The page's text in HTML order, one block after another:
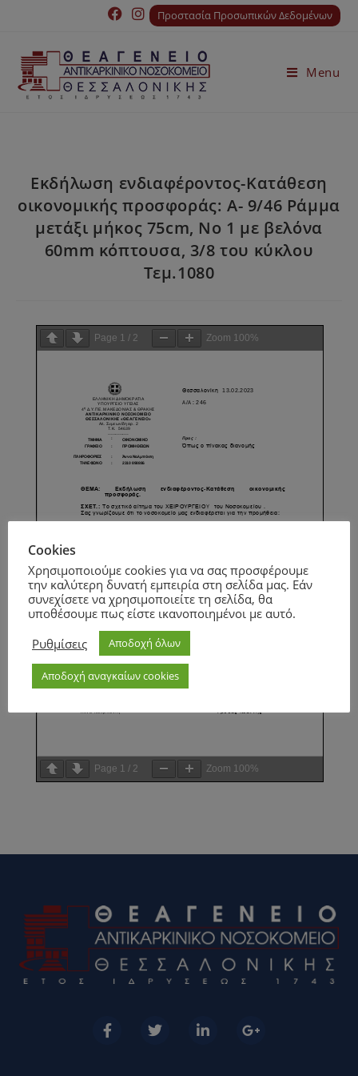
Προστασία Προσωπικών Δεδομένων
Menu
Εκδήλωση ενδιαφέροντος-Κατάθεση
οικονομικής προσφοράς: Α- 9/46 Ράμμα
μετάξι μήκος 75cm, No 1 με βελόνα
60mm κόπτουσα, 3/8 του κύκλου
Τεμ.1080
Page 1 / 2 Zoom 100%
Page 1 / 2 Zoom 100%
Cookies
Χρησιμοποιούμε cookies για να σας προσφέρουμε
την καλύτερη δυνατή εμπειρία στη σελίδα μας. Εάν
συνεχίσετε να χρησιμοποιείτε τη σελίδα, θα
υποθέσουμε πως είστε ικανοποιημένοι με αυτό.
Ρυθμίσεις
Αποδοχή όλων
Αποδοχή αναγκαίων cookies